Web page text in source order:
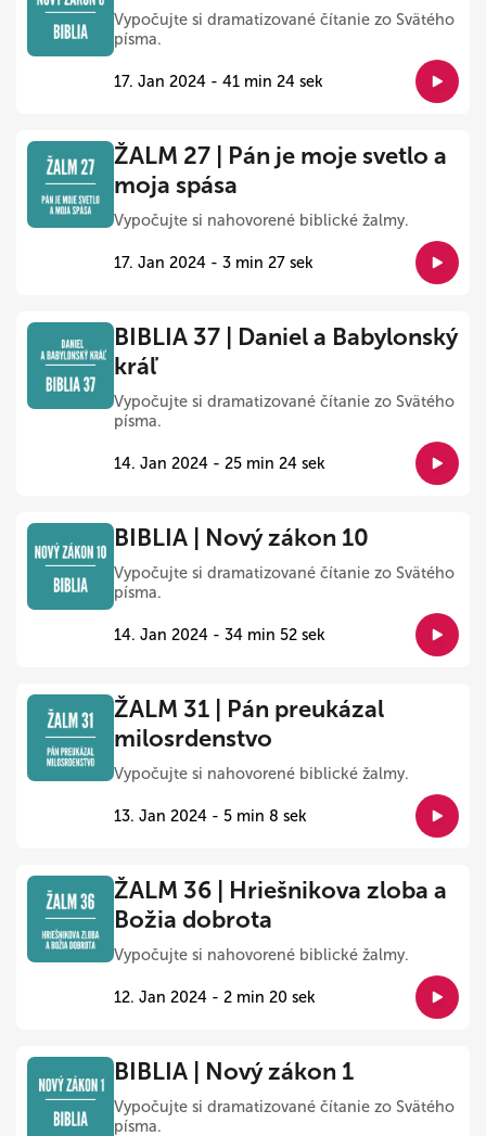
Vypočujte si dramatizované čítanie zo Svätého
písma.
17. Jan 2024 - 41 min 24 sek
ŽALM 27 | Pán je moje svetlo a
moja spása
Vypočujte si nahovorené biblické žalmy.
17. Jan 2024 - 3 min 27 sek
BIBLIA 37 | Daniel a Babylonský
kráľ
Vypočujte si dramatizované čítanie zo Svätého
písma.
14. Jan 2024 - 25 min 24 sek
BIBLIA | Nový zákon 10
Vypočujte si dramatizované čítanie zo Svätého
písma.
14. Jan 2024 - 34 min 52 sek
ŽALM 31 | Pán preukázal
milosrdenstvo
Vypočujte si nahovorené biblické žalmy.
13. Jan 2024 - 5 min 8 sek
ŽALM 36 | Hriešnikova zloba a
Božia dobrota
Vypočujte si nahovorené biblické žalmy.
12. Jan 2024 - 2 min 20 sek
BIBLIA | Nový zákon 1
Vypočujte si dramatizované čítanie zo Svätého
písma.